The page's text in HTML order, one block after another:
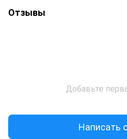
Отзывы
Добавьте
Написать